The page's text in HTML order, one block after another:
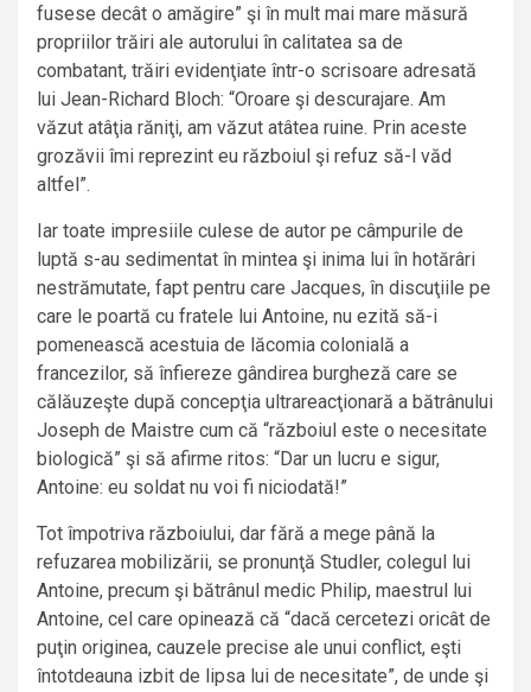
fusese decât o amăgire” şi în mult mai mare măsură
propriilor trăiri ale autorului în calitatea sa de
combatant, trăiri evidenţiate într-o scrisoare adresată
lui Jean-Richard Bloch: “Oroare şi descurajare. Am
văzut atâţia răniţi, am văzut atâtea ruine. Prin aceste
grozăvii îmi reprezint eu războiul şi refuz să-l văd
altfel”.
Iar toate impresiile culese de autor pe câmpurile de
luptă s-au sedimentat în mintea şi inima lui în hotărâri
nestrămutate, fapt pentru care Jacques, în discuţiile pe
care le poartă cu fratele lui Antoine, nu ezită să-i
pomenească acestuia de lăcomia colonială a
francezilor, să înfiereze gândirea burgheză care se
călăuzeşte după concepţia ultrareacţionară a bătrânului
Joseph de Maistre cum că “războiul este o necesitate
biologică” şi să afirme ritos: “Dar un lucru e sigur,
Antoine: eu soldat nu voi fi niciodată!”
Tot împotriva războiului, dar fără a mege până la
refuzarea mobilizării, se pronunţă Studler, colegul lui
Antoine, precum şi bătrânul medic Philip, maestrul lui
Antoine, cel care opinează că “dacă cercetezi oricât de
puţin originea, cauzele precise ale unui conflict, eşti
întotdeauna izbit de lipsa lui de necesitate”, de unde şi